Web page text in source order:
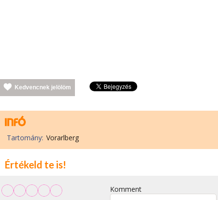
Kedvencnek jelölöm
Tartomány: Vorarlberg
Értékeld te is!
Komment